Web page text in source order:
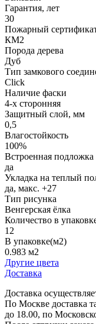
Гарантия, лет
30
Пожарный
КМ2
Порода дерева
Дуб
Тип замкового
Click
Наличие фаски
4-х сторонняя
Защитный слой, мм
0,5
Влагостойкость
100%
Встроенная подложка
да
Укладка на теплый
да, макс. +27
Тип рисунка
Венгерская ёлка
Количество в
12
В упаковке(м2)
0.983 м2
Другие цвета
Доставка
Доставка
По Москве доставка
до 18.00, по